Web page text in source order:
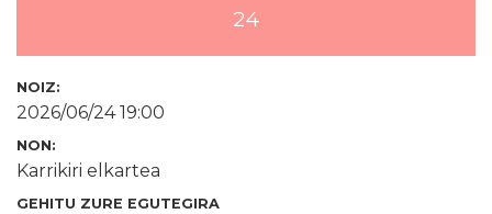
24
NOIZ:
2026/06/24 19:00
NON:
Karrikiri elkartea
GEHITU ZURE EGUTEGIRA